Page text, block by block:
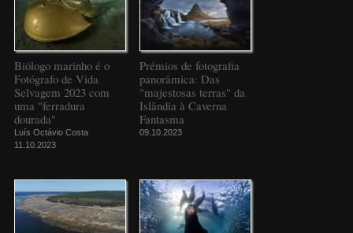
Biólogo marinho é o
Fotógrafo de Vida
Selvagem 2023 com
uma "ferradura
dourada"
Luís Octávio Costa
11.10.2023
Prémios de fotografia
panorâmica: Das
"majestosas terras" da
Islândia à Caverna
Fantasma
09.10.2023